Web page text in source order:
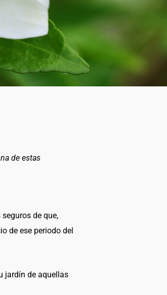
de estas
de que,
de ese periodo del
jardín de aquellas